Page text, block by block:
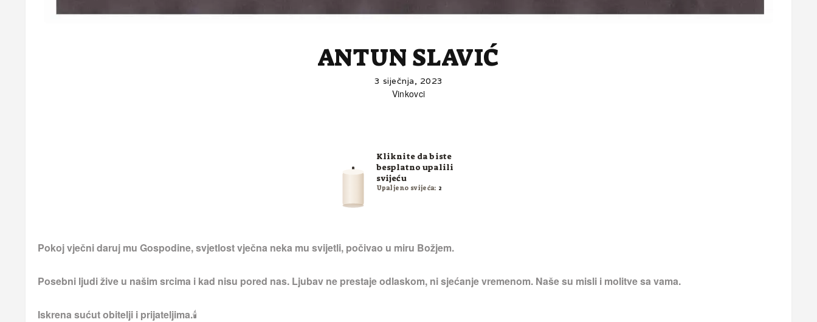
ANTUN SLAVIĆ
3 siječnja, 2023
Vinkovci
Kliknite da biste
besplatno upalili
svijeću
Upaljeno svijeća: 2
Pokoj vječni daruj mu Gospodine, svjetlost vječna neka mu svijetli, počivao u miru Božjem.
Posebni ljudi žive u našim srcima i kad nisu pored nas. Ljubav ne prestaje odlaskom, ni sjećanje vremenom. Naše su misli i molitve sa vama.
Iskrena sućut obitelji i prijateljima.🕯